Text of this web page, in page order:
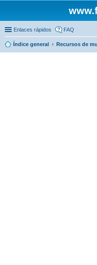
Enlaces rápidos FAQ
Índice general
Recursos de